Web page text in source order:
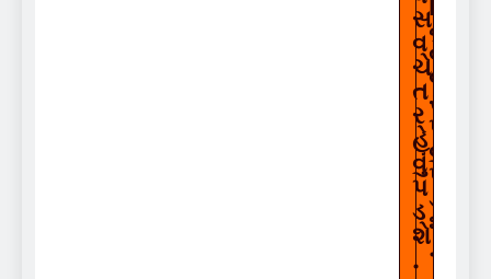
સા
વ
ચે
ત
ર
હે
વું
પ
ડ
શે
.
નું
બી
જ
રો
પ
વું
પ
ડ
શે
.